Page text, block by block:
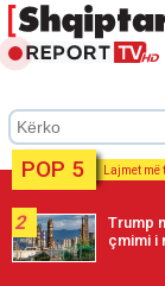
POP 5 Lajmet
2
Trump
çmimi i